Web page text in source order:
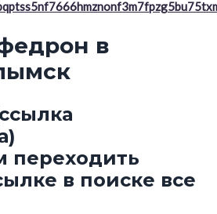
в
переходить
в поиске все